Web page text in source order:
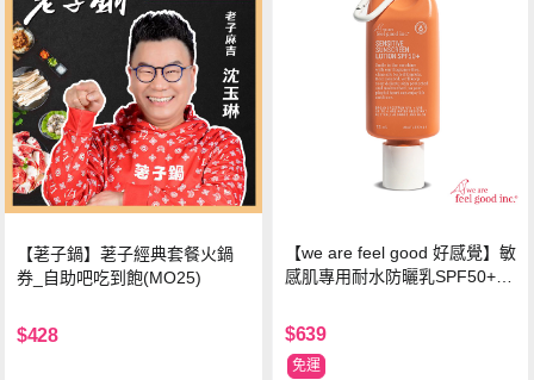
【荖子鍋】荖子經典套餐火鍋
券_自助吧吃到飽(MO25)
$428
【we are feel good 好感覺】敏
感肌專用耐水防曬乳SPF50+ 7
$639
免運